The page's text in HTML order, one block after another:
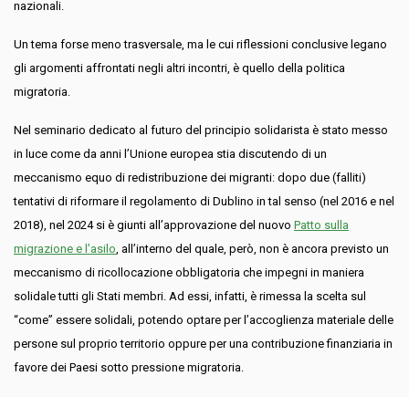
nazionali.
Un tema forse meno trasversale, ma le cui riflessioni conclusive legano
gli argomenti affrontati negli altri incontri, è quello della politica
migratoria.
Nel seminario dedicato al futuro del principio solidarista è stato messo
in luce come da anni l’Unione europea stia discutendo di un
meccanismo equo di redistribuzione dei migranti: dopo due (falliti)
tentativi di riformare il regolamento di Dublino in tal senso (nel 2016 e nel
2018), nel 2024 si è giunti all’approvazione del nuovo Patto sulla
migrazione e l’asilo , all’interno del quale, però, non è ancora previsto un
meccanismo di ricollocazione obbligatoria che impegni in maniera
solidale tutti gli Stati membri. Ad essi, infatti, è rimessa la scelta sul
“come” essere solidali, potendo optare per l’accoglienza materiale delle
persone sul proprio territorio oppure per una contribuzione finanziaria in
favore dei Paesi sotto pressione migratoria.